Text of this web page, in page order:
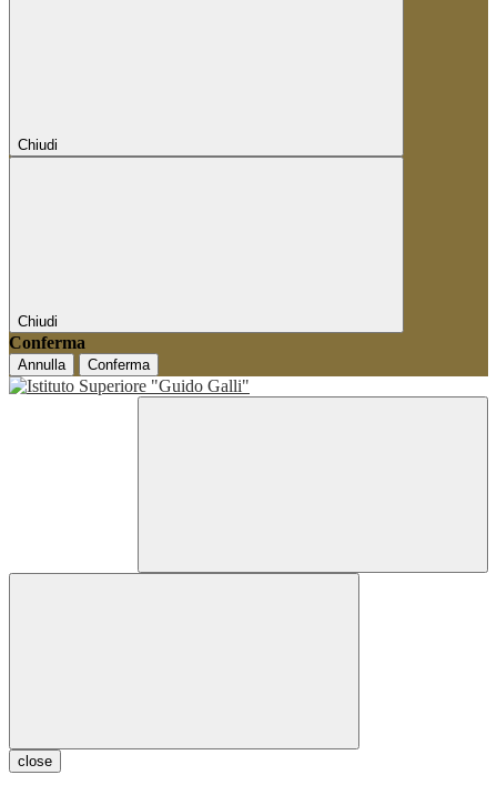
Chiudi
Chiudi
Conferma
Annulla Conferma
close